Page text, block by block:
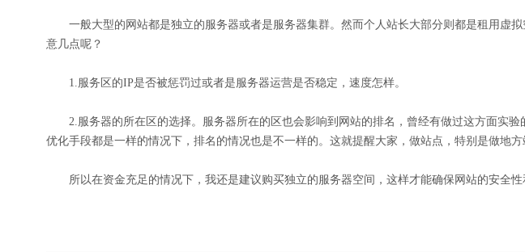
一般大型的网站都是独立的服务器或者是服务器集群。然而个人站长大部分则都是租用虚拟
意几点呢？
1.服务区的IP是否被惩罚过或者是服务器运营是否稳定，速度怎样。
2.服务器的所在区的选择。服务器所在的区也会影响到网站的排名，曾经有做过这方面实验
优化手段都是一样的情况下，排名的情况也是不一样的。这就提醒大家，做站点，特别是做地方
所以在资金充足的情况下，我还是建议购买独立的服务器空间，这样才能确保网站的安全性